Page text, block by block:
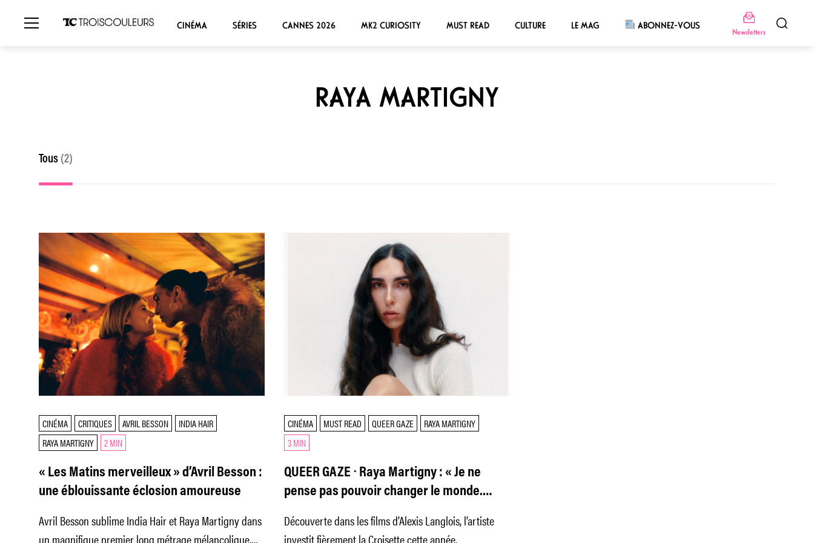
CINÉMA SÉRIES CANNES 2026 MK2 CURIOSITY MUST READ CULTURE LE MAG ABONNEZ-VOUS
Newsletters
RAYA MARTIGNY
Tous (2)
CINÉMA CRITIQUES AVRIL BESSON
INDIA HAIR
RAYA MARTIGNY
2 MIN
« Les Matins merveilleux » d’Avril Besson :
une éblouissante éclosion amoureuse
Avril Besson sublime India Hair et Raya Martigny dans
un magnifique premier long métrage mélancolique,
CINÉMA MUST READ QUEER GAZE
RAYA MARTIGNY
3 MIN
QUEER GAZE ⸱ Raya Martigny : « Je ne
pense pas pouvoir changer le monde.
Découverte dans les films d’Alexis Langlois, l’artiste
investit fièrement la Croisette cette année.